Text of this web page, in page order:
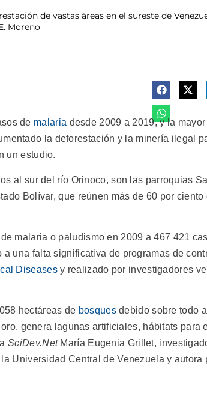
de vastas áreas en el sureste de
Moreno
de malaria desde 2009 a 2019, y la
la deforestación y la minería ilegal
un estudio.
al sur del río Orinoco, son las parroquias
Bolívar, que reúnen más de 60 por ciento
malaria o paludismo en 2009 a 467 421
una falta significativa de programas de
Diseasesy realizado por investigadores
hectáreas de bosquesdebido sobre todo
genera lagunas artificiales, hábitats para
aSciDev.NetMaría Eugenia Grillet,
Universidad Central de Venezuela y autora